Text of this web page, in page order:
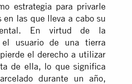
estrategia para privarle
en las que lleva a cabo su
En virtud de la
el usuario de una tierra
el derecho a utilizar
de ella, lo que significa
durante un año,